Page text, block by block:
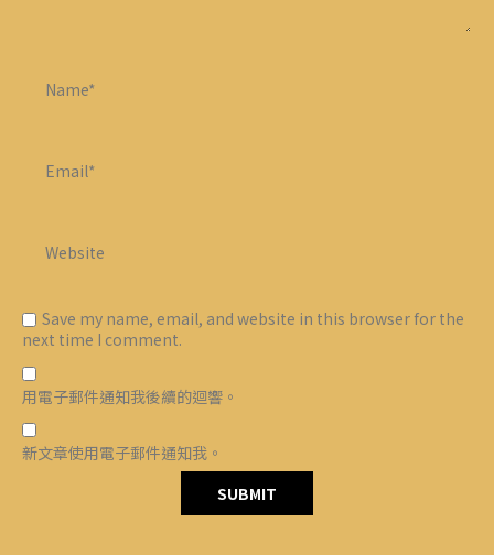
Save my name, email, and website in this browser for the
next time I comment.
用電子郵件通知我後續的迴響。
新文章使用電子郵件通知我。